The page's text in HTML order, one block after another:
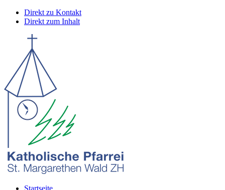
Direkt zu Kontakt
Direkt zum Inhalt
Startseite